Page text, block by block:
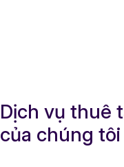
Dịch vụ thuê
của chúng tôi